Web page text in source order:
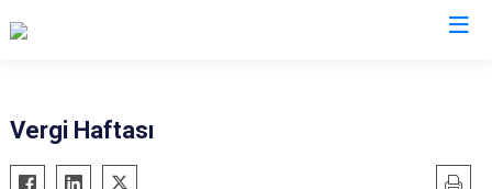
19 Mayıs
Vergi Haftası